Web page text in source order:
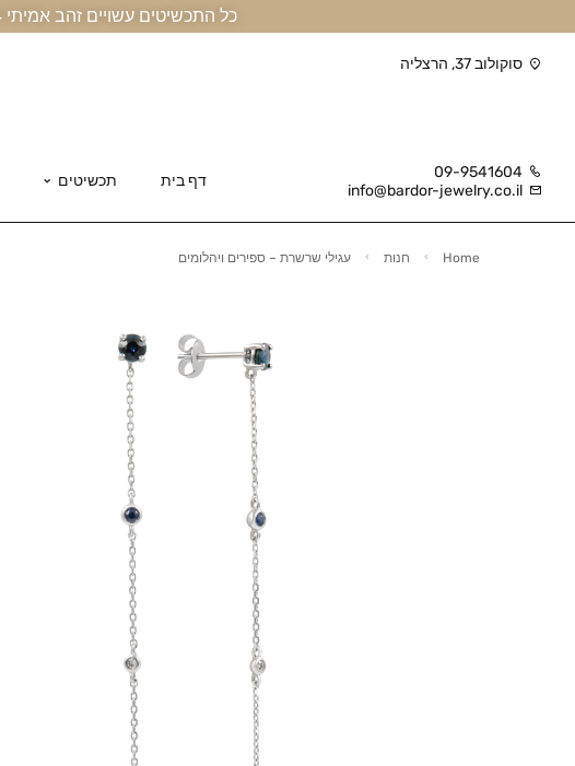
כל התכשיטים עשויים זהב אמיתי 14 קראט או יותר, ומגיעים בליווי תעודה, אריזה מהודרת, ומשלוח חינם עד הבית
סוקולוב 37, הרצליה
09-9541604
info@bardor-jewelry.co.il
דף בית תכשיטים
Home חנות עגילי שרשרת – ספירים ויהלומים